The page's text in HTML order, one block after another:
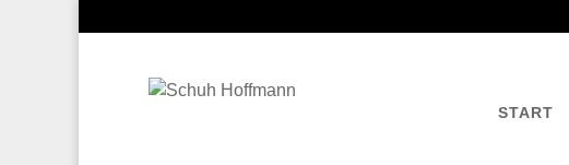
START